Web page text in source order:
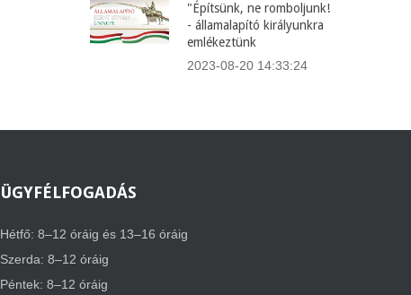
"Építsünk, ne romboljunk!
- államalapító királyunkra
emlékeztünk
2023-08-20 14:33:24
ÜGYFÉLFOGADÁS
Hétfő: 8–12 óráig és 13–16 óráig
Szerda: 8–12 óráig
Péntek: 8–12 óráig